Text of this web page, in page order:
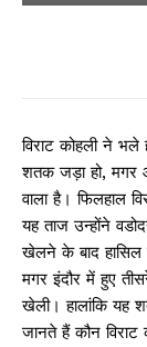
विराट कोहली ने
शतक जड़ा हो, मगर
वाला है। फिलहाल
यह ताज उन्होंने
खेलने के बाद हासिल
मगर इंदौर में हुए
खेली। हालांकि यह
जानते हैं कौन